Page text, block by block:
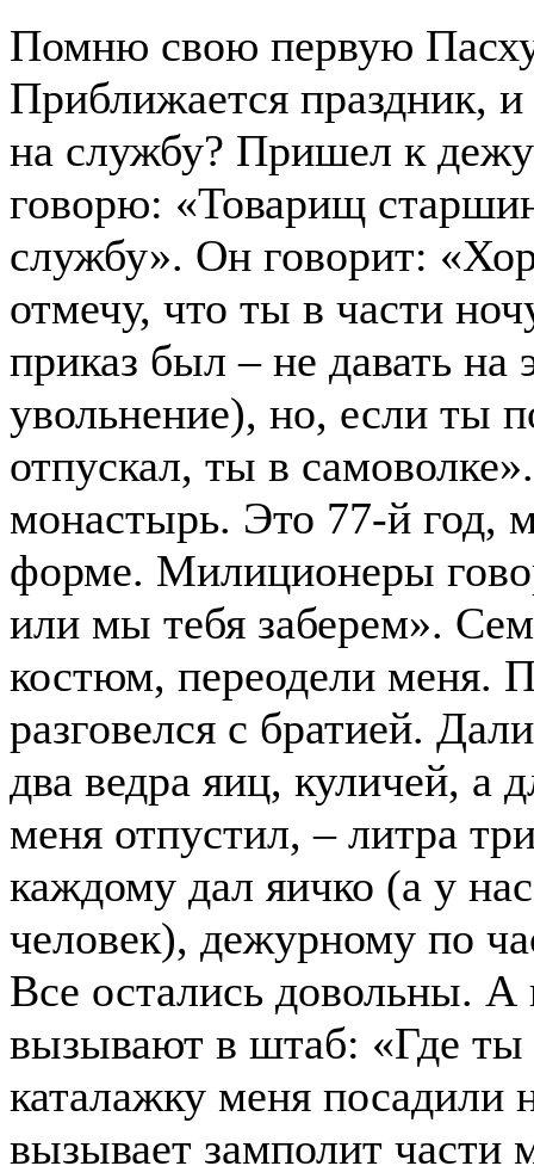
Помню свою первую
Приближается праздник,
на службу? Пришел к
говорю: «Товарищ
службу». Он говорит:
отмечу, что ты в части
приказ был – не давать на
увольнение), но, если ты
отпускал, ты в
монастырь. Это 77-й год,
форме. Милиционеры
или мы тебя заберем».
костюм, переодели меня.
разговелся с братией.
два ведра яиц, куличей, а
меня отпустил, – литра
каждому дал яичко (а у
человек), дежурному по
Все остались довольны. А
вызывают в штаб: «Где
каталажку меня посадили
вызывает замполит части